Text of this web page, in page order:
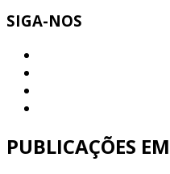
SIGA-NOS
PUBLICAÇÕES